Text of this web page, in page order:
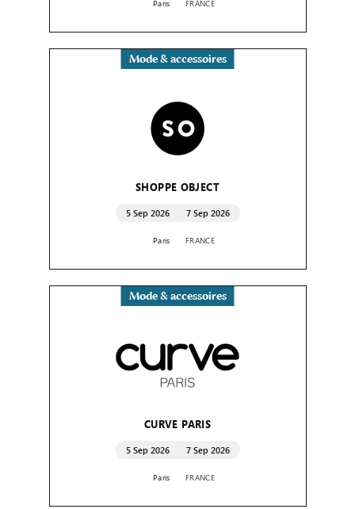
Paris FRANCE
Mode & accessoires
SHOPPE OBJECT
5 Sep 2026 7 Sep 2026
Paris FRANCE
Mode & accessoires
CURVE PARIS
5 Sep 2026 7 Sep 2026
Paris FRANCE